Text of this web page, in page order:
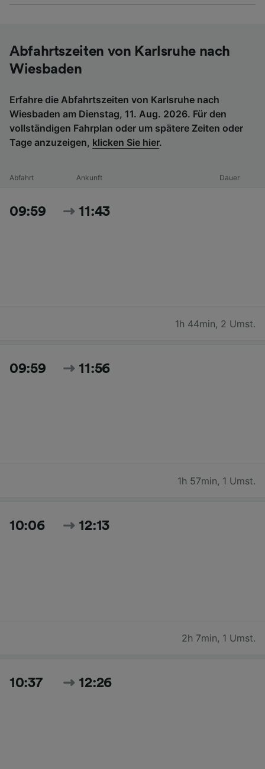
Abfahrtszeiten von Karlsruhe nach
Wiesbaden
Erfahre die Abfahrtszeiten von Karlsruhe nach
Wiesbaden am Dienstag, 11. Aug. 2026. Für den
vollständigen Fahrplan oder um spätere Zeiten oder
Tage anzuzeigen, klicken Sie hier.
Abfahrt Ankunft Dauer
09:59 11:43
1h 44min, 2 Umst.
09:59 11:56
1h 57min, 1 Umst.
10:06 12:13
2h 7min, 1 Umst.
10:37 12:26